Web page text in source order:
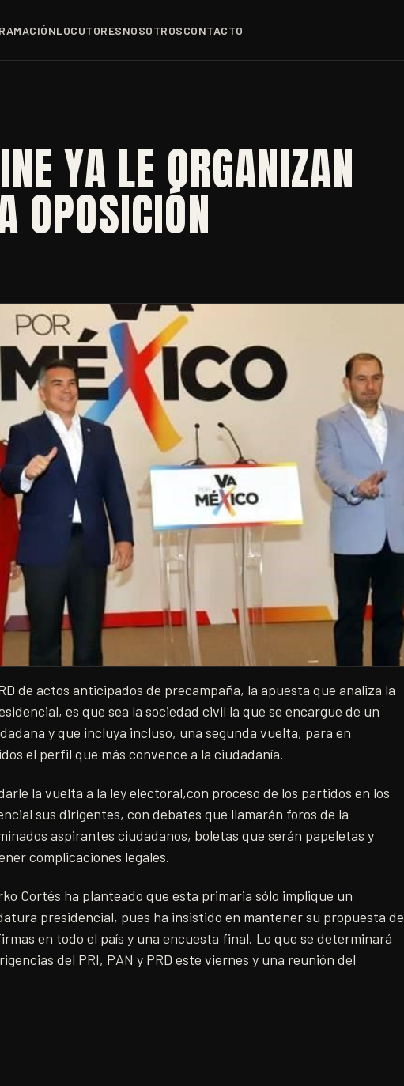
LOCUTORESNOSOTROSCONTACTO
YA LE ORGANIZAN
OPOSICIÓN
de actos anticipados de precampaña, la apuesta que analiza la
es que sea la sociedad civil la que se encargue de un
y que incluya incluso, una segunda vuelta, para en
el perfil que más convence a la ciudadanía.
la vuelta a la ley electoral,con proceso de los partidos en los
sus dirigentes, con debates que llamarán foros de la
aspirantes ciudadanos, boletas que serán papeletas y
complicaciones legales.
Cortés ha planteado que esta primaria sólo implique un
presidencial, pues ha insistido en mantener su propuesta de
en todo el país y una encuesta final. Lo que se determinará
del PRI, PAN y PRD este viernes y una reunión del